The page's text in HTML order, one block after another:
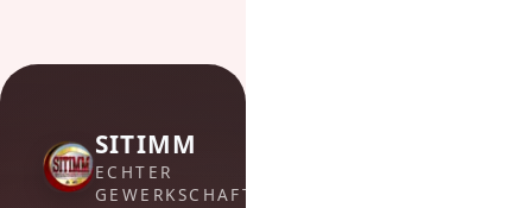
SITIMM
ECHTER
GEWERKSCHAFTSGEIST